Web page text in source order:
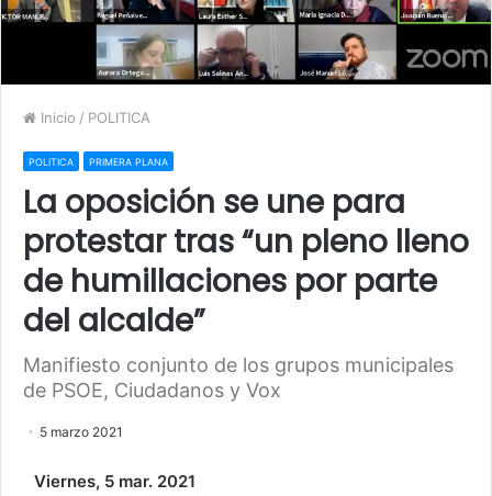
Inicio / POLITICA
POLITICA PRIMERA PLANA
La oposición se une para
protestar tras “un pleno lleno
de humillaciones por parte
del alcalde”
Manifiesto conjunto de los grupos municipales
de PSOE, Ciudadanos y Vox
5 marzo 2021
Viernes, 5 mar. 2021